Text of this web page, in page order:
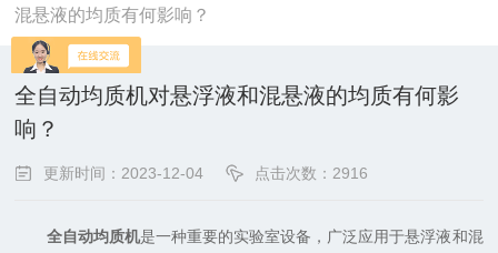
混悬液的均质有何影响？
全自动均质机对悬浮液和混悬液的均质有何影
响？
更新时间：2023-12-04 点击次数：2916
全自动均质机是一种重要的实验室设备，广泛应用于悬浮液和混